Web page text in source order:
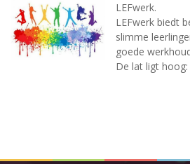
LEFwerk.
LEFwerk biedt
slimme
goede
De lat ligt